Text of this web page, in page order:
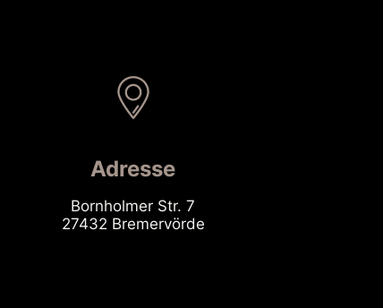
Adresse
Bornholmer Str. 7
27432 Bremervörde